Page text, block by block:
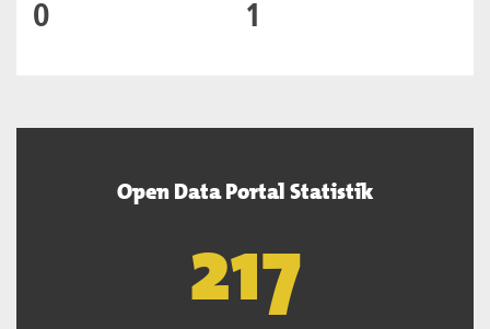
0 1
Open Data Portal Statistik
219